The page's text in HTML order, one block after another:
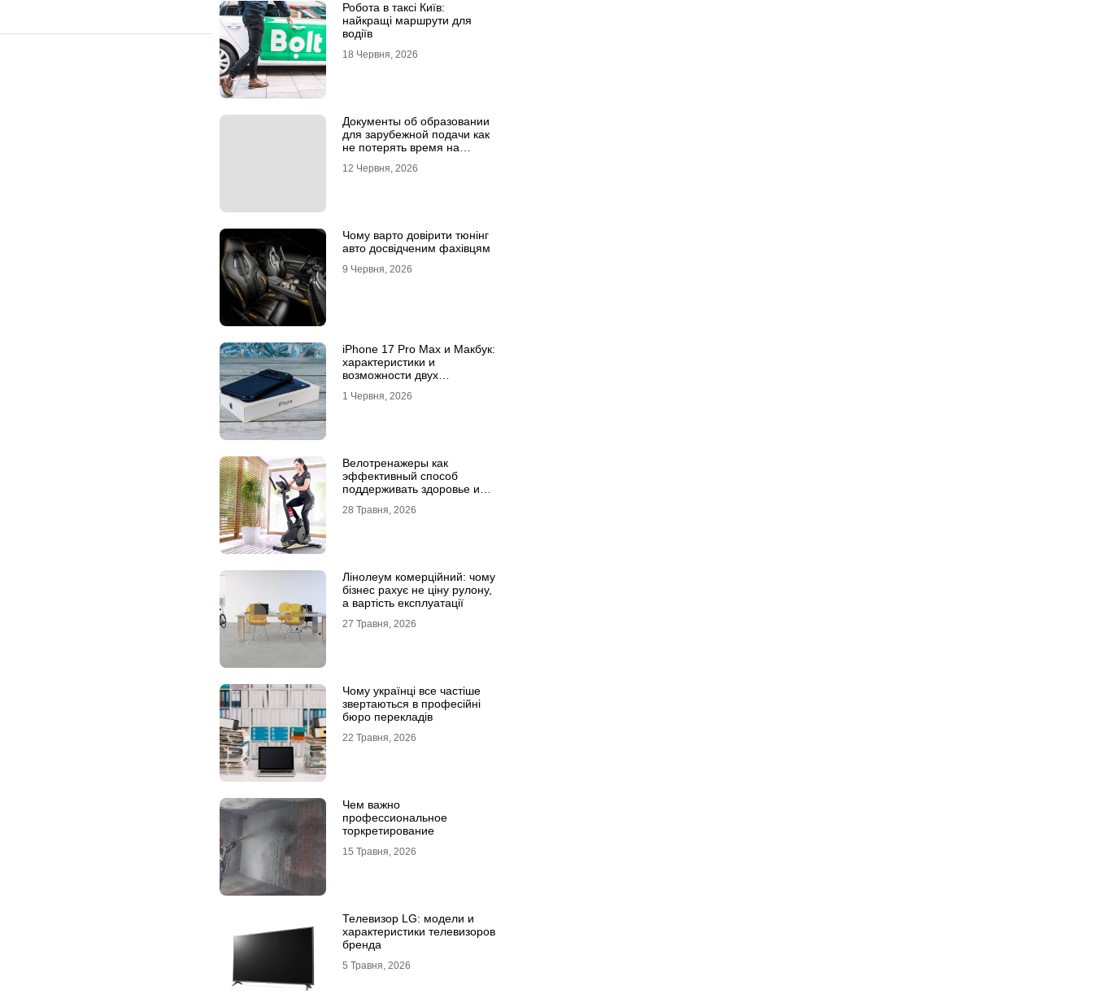
Робота в таксі Київ:
найкращі маршрути для
водіїв
18 Червня, 2026
Документы об образовании
для зарубежной подачи как
не потерять время на
12 Червня, 2026
Чому варто довірити тюнінг
авто досвідченим фахівцям
9 Червня, 2026
iPhone 17 Pro Max и Макбук:
характеристики и
возможности двух
1 Червня, 2026
Велотренажеры как
эффективный способ
поддерживать здоровье и
28 Травня, 2026
Лінолеум комерційний: чому
бізнес рахує не ціну рулону,
а вартість експлуатації
27 Травня, 2026
Чому українці все частіше
звертаються в професійні
бюро перекладів
22 Травня, 2026
Чем важно
профессиональное
торкретирование
15 Травня, 2026
Телевизор LG: модели и
характеристики телевизоров
бренда
5 Травня, 2026